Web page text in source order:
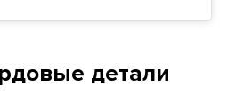
детали